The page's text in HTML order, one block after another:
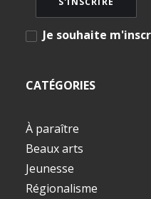
Je souhaite
CATÉGORIES
À paraître
Beaux arts
Jeunesse
Régionalisme